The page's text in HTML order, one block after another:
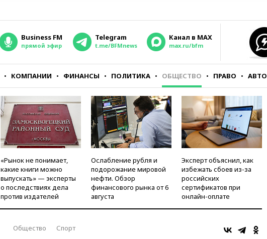
Business FM
прямой эфир
Telegram
t.me/BFMnews
Канал в MAX
max.ru/bfm
КОМПАНИИ ФИНАНСЫ ПОЛИТИКА ОБЩЕСТВО ПРАВО АВТО
«Рынок не понимает,
какие книги можно
выпускать» — эксперты
о последствиях дела
против издателей
Ослабление рубля и
подорожание мировой
нефти. Обзор
финансового рынка от 6
августа
Эксперт объяснил, как
избежать сбоев из-за
российских
сертификатов при
онлайн-оплате
Общество Спорт